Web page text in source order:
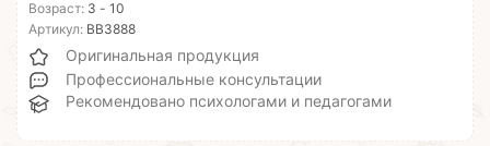
Возраст: 3 - 10
Артикул: ВВ3888
Оригинальная продукция
Профессиональные консультации
Рекомендовано психологами и педагогами